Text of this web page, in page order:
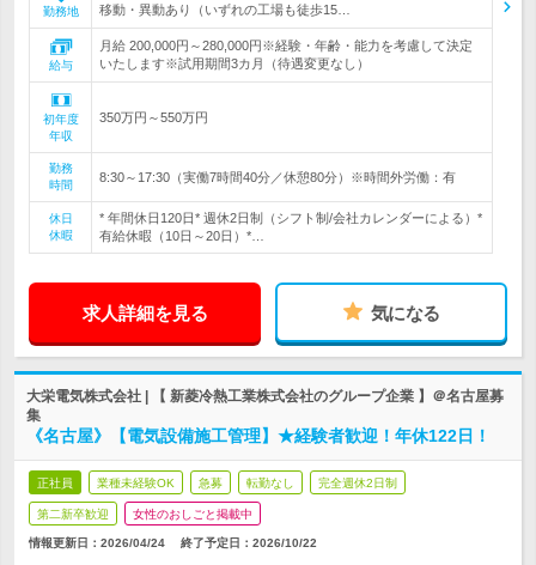
勤務地
移動・異動あり（いずれの工場も徒歩15…
給与
月給 200,000円～280,000円※経験・年齢・能力を考慮して決定
いたします※試用期間3カ月（待遇変更なし）
初年度
年収
350万円～550万円
勤務
時間
8:30～17:30（実働7時間40分／休憩80分）※時間外労働：有
休日
休暇
* 年間休日120日* 週休2日制（シフト制/会社カレンダーによる）*
有給休暇（10日～20日）*…
求人詳細を見る 気になる
大栄電気株式会社 | 【 新菱冷熱工業株式会社のグループ企業 】＠名古屋募
集
《名古屋》【電気設備施工管理】★経験者歓迎！年休122日！
正社員 業種未経験OK 急募 転勤なし 完全週休2日制
第二新卒歓迎 女性のおしごと掲載中
情報更新日：2026/04/24 終了予定日： 2026/10/22